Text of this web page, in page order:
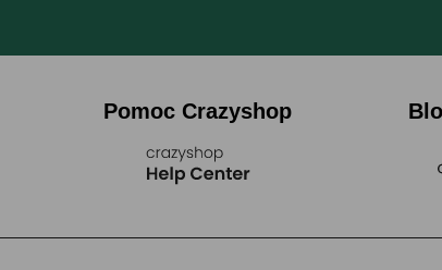
Pomoc Crazyshop